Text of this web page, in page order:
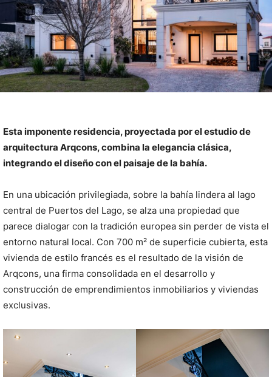
Esta imponente residencia, proyectada por el estudio de
arquitectura Arqcons, combina la elegancia clásica,
integrando el diseño con el paisaje de la bahía.
En una ubicación privilegiada, sobre la bahía lindera al lago
central de Puertos del Lago, se alza una propiedad que
parece dialogar con la tradición europea sin perder de vista el
entorno natural local. Con 700 m² de superficie cubierta, esta
vivienda de estilo francés es el resultado de la visión de
Arqcons, una firma consolidada en el desarrollo y
construcción de emprendimientos inmobiliarios y viviendas
exclusivas.